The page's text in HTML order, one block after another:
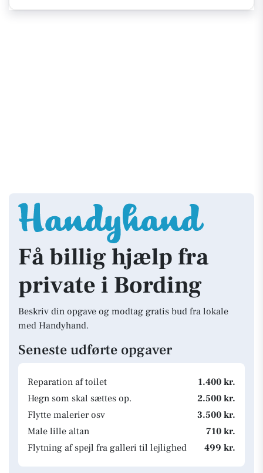
Få billig hjælp fra
private i Bording
Beskriv din opgave og modtag gratis bud fra lokale
med Handyhand.
Seneste udførte opgaver
Reparation af toilet
1.400 kr.
Hegn som skal sættes op.
2.500 kr.
Flytte malerier osv
3.500 kr.
Male lille altan
710 kr.
Flytning af spejl fra galleri til lejlighed
499 kr.